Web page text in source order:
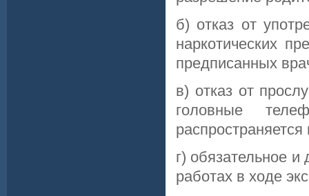
б) отказ от
наркотических
предписанных
в) отказ от
головные
г) обязательное
работах в ходе